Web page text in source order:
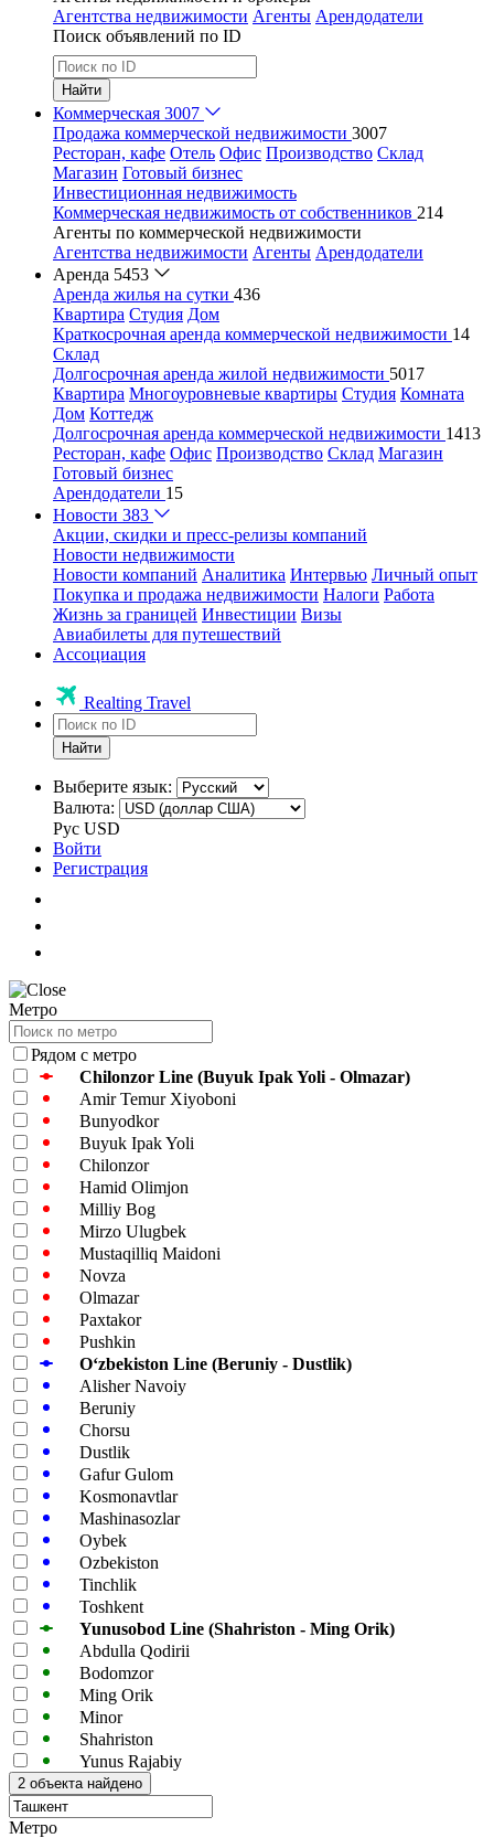
Агентства недвижимости Агенты Арендодатели
Поиск объявлений по ID
Найти
Коммерческая 3007
Продажа коммерческой недвижимости 3007
Ресторан, кафе Отель Офис Производство Склад
Магазин Готовый бизнес
Инвестиционная недвижимость
Коммерческая недвижимость от собственников 214
Агенты по коммерческой недвижимости
Агентства недвижимости Агенты Арендодатели
Аренда 5453
Аренда жилья на сутки 436
Квартира Студия Дом
Краткосрочная аренда коммерческой недвижимости 14
Склад
Долгосрочная аренда жилой недвижимости 5017
Квартира Многоуровневые квартиры Студия Комната
Дом Коттедж
Долгосрочная аренда коммерческой недвижимости 1413
Ресторан, кафе Офис Производство Склад Магазин
Готовый бизнес
Арендодатели 15
Новости 383
Акции, скидки и пресс-релизы компаний
Новости недвижимости
Новости компаний Аналитика Интервью Личный опыт
Покупка и продажа недвижимости Налоги Работа
Жизнь за границей Инвестиции Визы
Авиабилеты для путешествий
Ассоциация
Realting Travel
Найти
Выберите язык:
Валюта:
Рус USD
Войти
Регистрация
Метро
Рядом с метро
Chilonzor Line (Buyuk Ipak Yoli - Olmazar)
Amir Temur Xiyoboni
Bunyodkor
Buyuk Ipak Yoli
Chilonzor
Hamid Olimjon
Milliy Bog
Mirzo Ulugbek
Mustaqilliq Maidoni
Novza
Olmazar
Paxtakor
Pushkin
Oʻzbekiston Line (Beruniy - Dustlik)
Alisher Navoiy
Beruniy
Chorsu
Dustlik
Gafur Gulom
Kosmonavtlar
Mashinasozlar
Oybek
Ozbekiston
Tinchlik
Toshkent
Yunusobod Line (Shahriston - Ming Orik)
Abdulla Qodirii
Bodomzor
Ming Orik
Minor
Shahriston
Yunus Rajabiy
Метро